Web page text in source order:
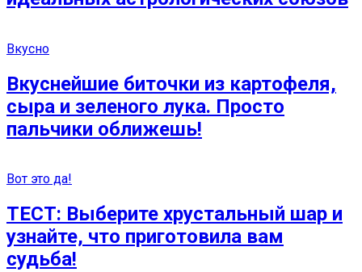
Вкусно
Вкуснейшие биточки из картофеля,
сыра и зеленого лука. Просто
пальчики оближешь!
Вот это да!
ТЕСТ: Выберите хрустальный шар и
узнайте, что приготовила вам
судьба!